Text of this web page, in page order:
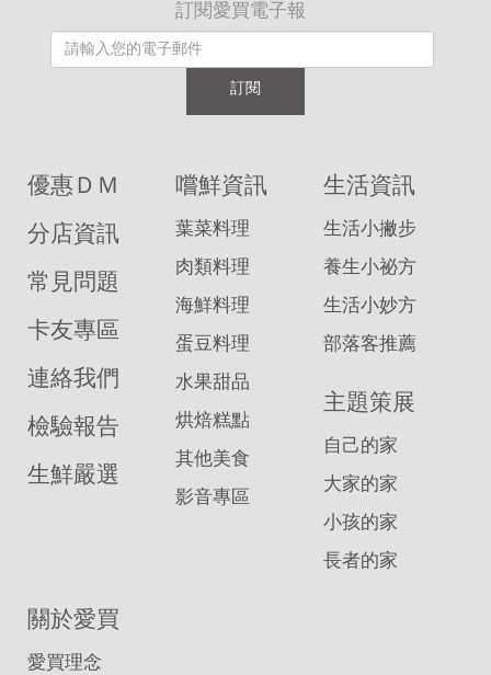
訂閱愛買電子報
訂閱
優惠ＤＭ
分店資訊
常見問題
卡友專區
連絡我們
檢驗報告
生鮮嚴選
嚐鮮資訊
葉菜料理
肉類料理
海鮮料理
蛋豆料理
水果甜品
烘焙糕點
其他美食
影音專區
生活資訊
生活小撇步
養生小祕方
生活小妙方
部落客推薦
主題策展
自己的家
大家的家
小孩的家
長者的家
關於愛買
愛買理念